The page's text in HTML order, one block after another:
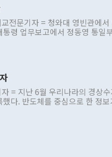
전문기자 = 청와대 영빈관에서
령 업무보고에서 정동영 통일
거치지 않은 사안을 정책으로
실적 구상'이라는 비판을 내놨다
물의를 빚은 적은 여러 번 있
부정적 입장을 표명한 것은 이
월권을 제어해야 한다는 목소리
= 지난 6월 우리나라의 경상
다. 반도체를 중심으로 한 정